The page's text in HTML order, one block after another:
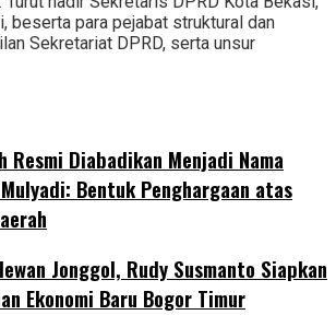
beserta para pejabat struktural dan
Sekretariat DPRD, serta unsur
Resmi Diabadikan Menjadi Nama
Bentuk Penghargaan atas
Jonggol, Rudy Susmanto Siapkan
Ekonomi Baru Bogor Timur